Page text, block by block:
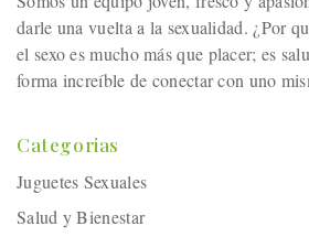
darle una vuelta a la sexualidad. ¿Por
el sexo es mucho más que placer; es
forma increíble de conectar con uno
Categorias
Juguetes Sexuales
Salud y Bienestar